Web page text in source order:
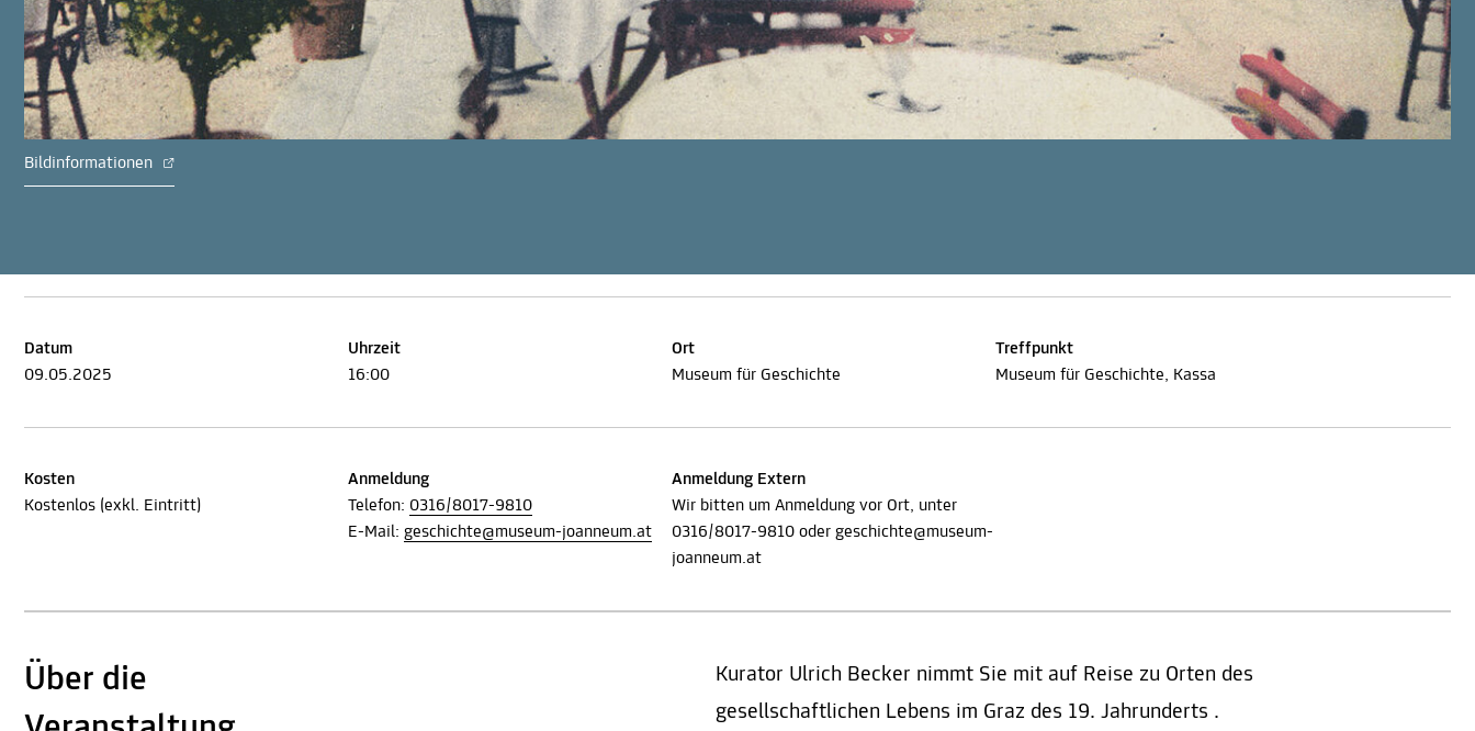
Bildinformationen
Datum
09.05.2025
Uhrzeit
16:00
Ort
Museum für Geschichte
Treffpunkt
Museum für Geschichte, Kassa
Kosten
Kostenlos (exkl. Eintritt)
Anmeldung
Telefon: 0316/8017-9810
E-Mail: geschichte@museum-joanneum.at
Anmeldung Extern
Wir bitten um Anmeldung vor Ort, unter
0316/8017-9810 oder geschichte@museum-
joanneum.at
Über die
Kurator Ulrich Becker nimmt Sie mit auf Reise zu Orten des
gesellschaftlichen Lebens im Graz des 19. Jahrunderts .